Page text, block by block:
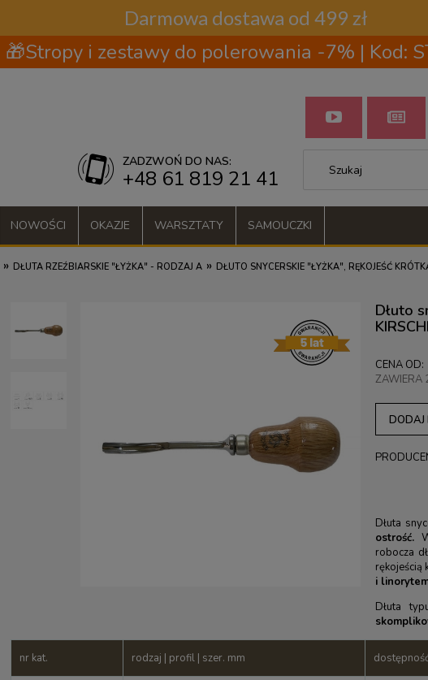
Darmowa dostawa od 499 zł
🎁Stropy i zestawy do polerowania -7% | Kod:
ZADZWOŃ DO NAS:
+48 61 819 21 41
NOWOŚCI OKAZJE WARSZTATY SAMOUCZKI
» DŁUTA RZEŹBIARSKIE "ŁYŻKA" - RODZAJ A » DŁUTO SNYCERSKIE "ŁYŻKA", RĘKOJEŚĆ
Dłuto
CENA OD:
ZAWIERA
DODAJ
Dłuta
ostrość.
robocza
rękojeścią
i
Dłuta
nr kat. rodzaj | profil | szer. mm